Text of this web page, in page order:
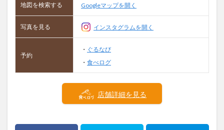
地図を検索する Googleマップを開く
写真を見る インスタグラムを開く
予約
・ ぐるなび
・ 食べログ
店舗詳細を見る